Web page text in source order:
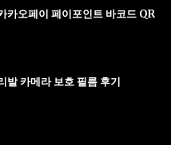
카오페이 페이포인트 바코드 QR
발 카메라 보호 필름 후기